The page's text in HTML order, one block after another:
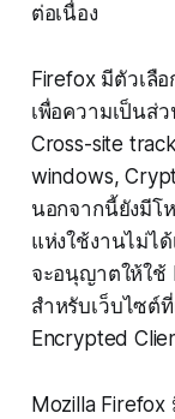
ต่อเนื่อง
Firefox มีตัวเลื
เพื่อความเป็นส่
Cross-site
windows,
นอกจากนี้ยังมีโ
แห่งใช้งานไม่ไ
จะอนุญาตให้ใช้
สำหรับเว็บไซต์
Encrypted
Mozilla